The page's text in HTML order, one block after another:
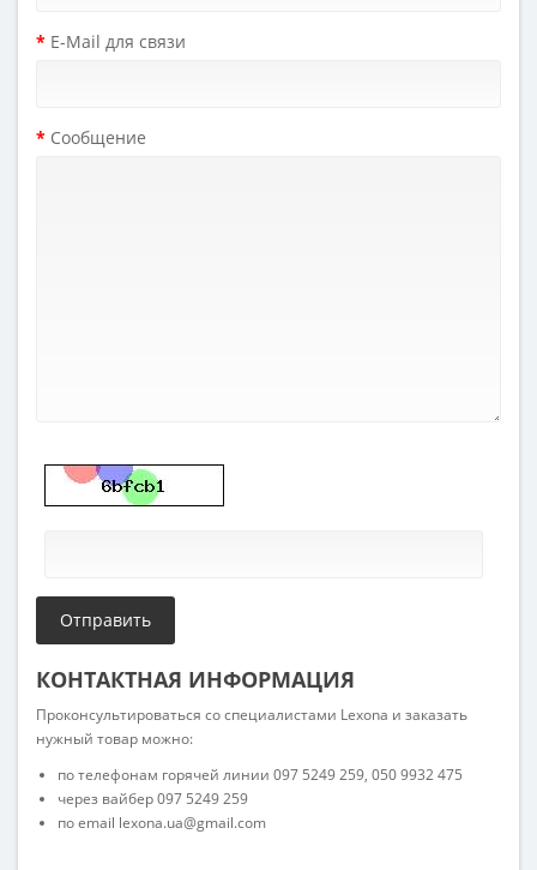
E-Mail для связи
Сообщение
КОНТАКТНАЯ ИНФОРМАЦИЯ
Проконсультироваться со специалистами Lexona и заказать
нужный товар можно:
по телефонам горячей линии 097 5249 259, 050 9932 475
через вайбер 097 5249 259
по еmail lexona.ua@gmail.com